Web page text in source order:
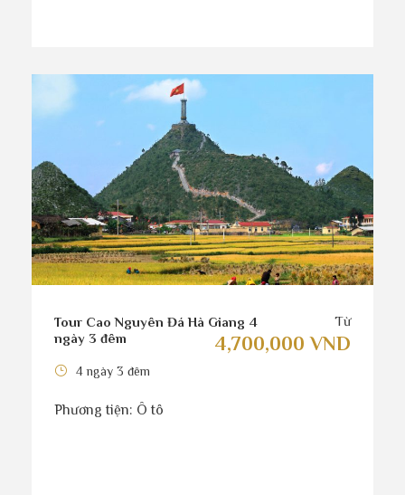
Tour Cao Nguyên Đá Hà Giang 4
ngày 3 đêm
Từ
4,700,000 VND
4 ngày 3 đêm
Phương tiện: Ô tô